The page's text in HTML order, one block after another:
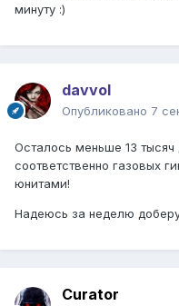
минуту :)
davvol
Опубликовано 7
Осталось меньше 13
соответственно газовых
юнитами!
Надеюсь за неделю
Curator